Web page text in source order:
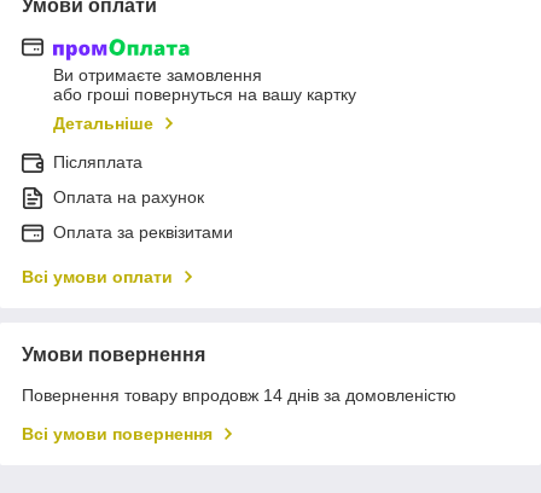
Умови оплати
Ви отримаєте замовлення
або гроші повернуться на вашу картку
Детальніше
Післяплата
Оплата на рахунок
Оплата за реквізитами
Всі умови оплати
Умови повернення
Повернення товару впродовж 14 днів за домовленістю
Всі умови повернення